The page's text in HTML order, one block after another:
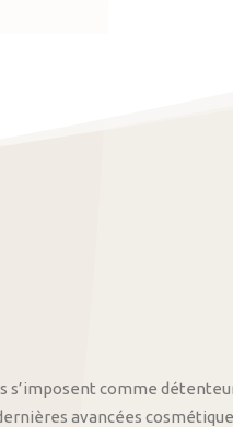
s’imposent comme
avancées